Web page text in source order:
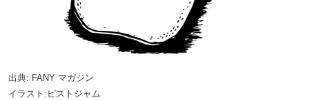
出典: FANY マガジン
イラスト:ピストジャム